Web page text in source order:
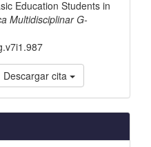
Education Students in
Multidisciplinar G-
Descargar cita